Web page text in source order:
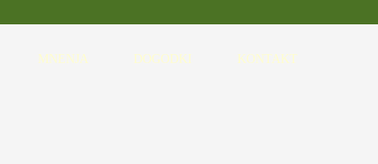
MNENJA DOGODKI KONTAKT